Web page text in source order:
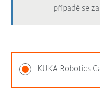
případě se
KUKA Robotics